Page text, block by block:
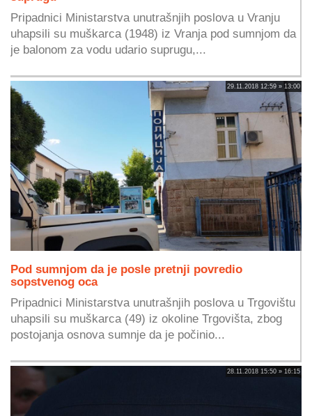
Pripadnici Ministarstva unutrašnjih poslova u Vranju
uhapsili su muškarca (1948) iz Vranja pod sumnjom da
je balonom za vodu udario suprugu,...
29.11.2018 12:59 » 13:00
Pod sumnjom da je posle pretnji povredio
sopstvenog oca
Pripadnici Ministarstva unutrašnjih poslova u Trgovištu
uhapsili su muškarca (49) iz okoline Trgovišta, zbog
postojanja osnova sumnje da je počinio...
28.11.2018 15:50 » 16:15